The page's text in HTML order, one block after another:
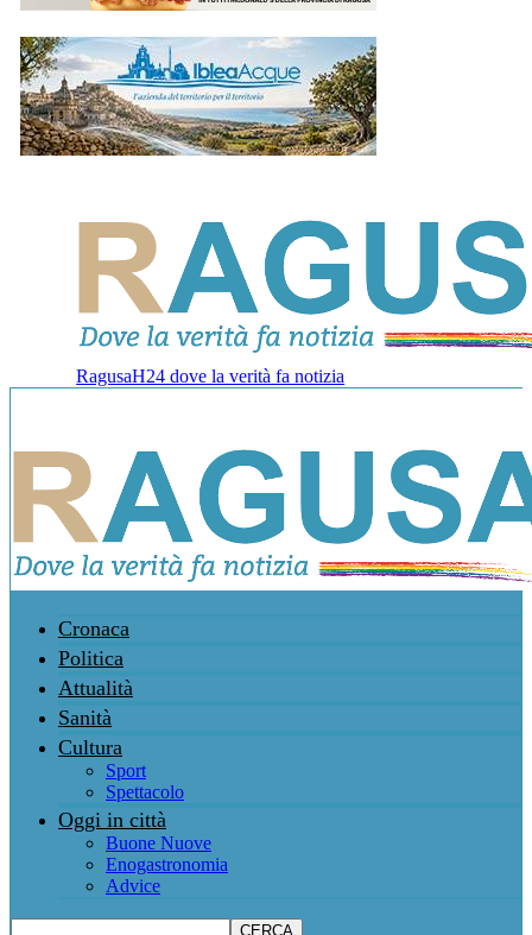
RagusaH24 dove la verità fa notizia
Cronaca
Politica
Attualità
Sanità
Cultura
Sport
Spettacolo
Oggi in città
Buone Nuove
Enogastronomia
Advice